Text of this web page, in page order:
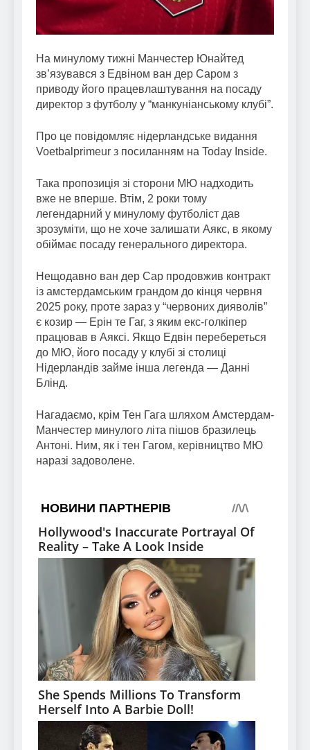
На минулому тижні Манчестер Юнайтед
зв’язувався з Едвіном ван дер Саром з
приводу його працевлаштування на посаду
директор з футболу у “манкуніанському клубі”.
Про це повідомляє нідерландське видання
Voetbalprimeur з посиланням на Today Inside.
Така пропозиція зі сторони МЮ надходить
вже не вперше. Втім, 2 роки тому
легендарний у минулому футболіст дав
зрозуміти, що не хоче залишати Аякс, в якому
обіймає посаду генерального директора.
Нещодавно ван дер Сар продовжив контракт
із амстердамським грандом до кінця червня
2025 року, проте зараз у “червоних дияволів”
є козир — Ерін те Гаг, з яким екс-голкіпер
працював в Аяксі. Якщо Едвін перебереться
до МЮ, його посаду у клубі зі столиці
Нідерландів займе інша легенда — Данні
Блінд.
Нагадаємо, крім Тен Гага шляхом Амстердам-
Манчестер минулого літа пішов бразилець
Антоні. Ним, як і тен Гагом, керівництво МЮ
наразі задоволене.